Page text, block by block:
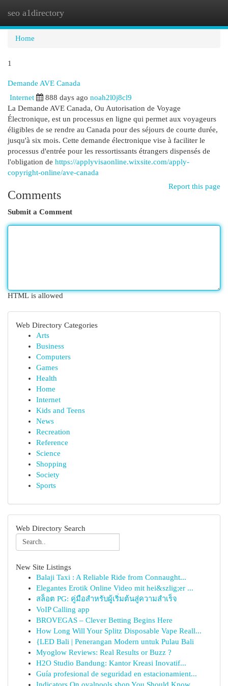
seo a1directory
Home
1
Demande AVE Canada
Internet 888 days ago noah2l0j8cl9
La Demande AVE Canada, Ou Autorisation de Voyage
Électronique, est un processus en ligne qui permet aux voyageurs
éligibles de se rendre au Canada pour des séjours de courte durée,
jusqu'à six mois. Cette demande électronique vise à faciliter le
processus d'entrée pour les ressortissants étrangers dispensés de
l'obligation de https://applyvisaonline.wixsite.com/apply-
copyright-online/ave-canada
Report this page
Comments
Submit a Comment
HTML is allowed
Web Directory Categories
Arts
Business
Computers
Games
Health
Home
Internet
Kids and Teens
News
Recreation
Reference
Science
Shopping
Society
Sports
Web Directory Search
New Site Listings
Balaji Taxi : A Reliable Ride from Connaught...
Elegantes Erotik Online Video mit hei&szlig;er ...
สล็อต PG: คู่มือสำหรับผู้เริ่มต้นสู่ความสำเร็จ
VoIP Calling app
BROVEGAS – Clever Betting Begins Here
How Long Will Your Splitz Disposable Vape Reall...
{LED Bali | Penerangan Modern untuk Pulau Bali
Myoglow Reviews: Real Results or Buzz ?
H2O Studio Bandung: Kantor Kreasi Inovatif...
Guía profesional de seguridad en estacionamient...